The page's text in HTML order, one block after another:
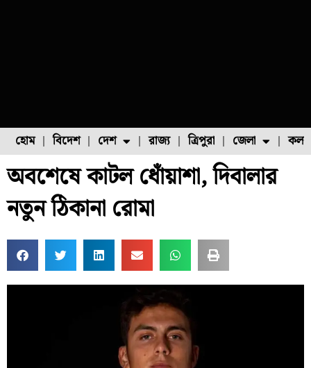
হোম বিদেশ দেশ
ফুল চাষ ফল চাষ মাছ চাষ পোল্ট্রি চাষ
রাজ্য ত্রিপুরা জেলা
উত্তর ২৪ পরগনা
অবশেষে কাটল ধোঁয়াশা, দিবালার
নতুন ঠিকানা রোমা